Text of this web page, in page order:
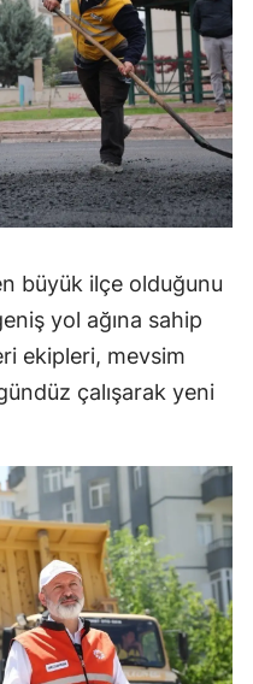
büyük ilçe olduğunu
yol ağına sahip
ekipleri, mevsim
çalışarak yeni